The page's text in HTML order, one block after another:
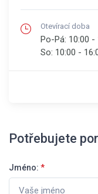
Otevírací doba
Po-Pá: 10:00 -
So: 10:00 -
Potřebujete
Jméno: *